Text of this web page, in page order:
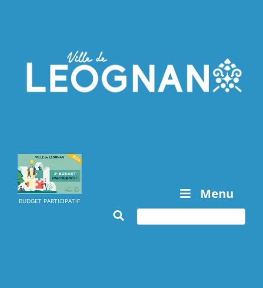
BUDGET PARTICIPATIF Menu